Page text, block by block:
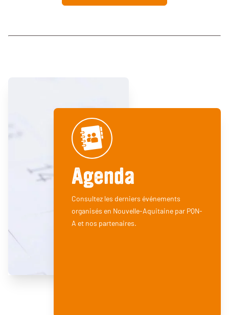
Agenda
Consultez les derniers événements
organisés en Nouvelle-Aquitaine par PQN-
A et nos partenaires.